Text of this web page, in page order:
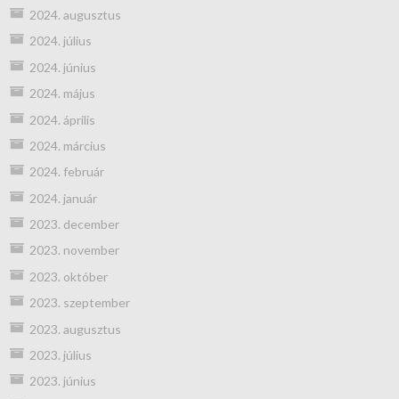
2024. augusztus
2024. július
2024. június
2024. május
2024. április
2024. március
2024. február
2024. január
2023. december
2023. november
2023. október
2023. szeptember
2023. augusztus
2023. július
2023. június